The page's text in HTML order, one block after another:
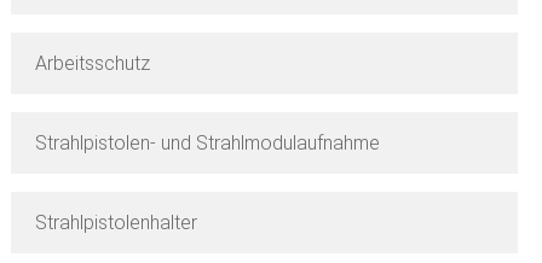
Arbeitsschutz
Strahlpistolen- und Strahlmodulaufnahme
Strahlpistolenhalter